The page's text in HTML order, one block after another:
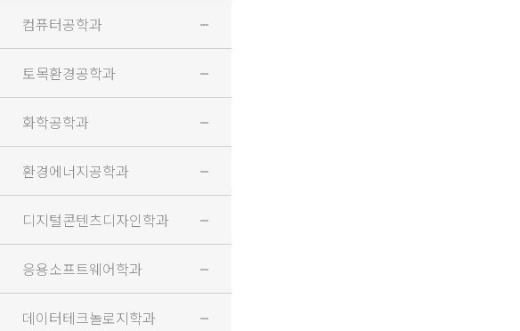
컴퓨터공학과
토목환경공학과
화학공학과
환경에너지공학과
디지털콘텐츠디자인학과
응용소프트웨어학과
데이터테크놀로지학과